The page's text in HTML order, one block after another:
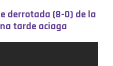
derrotada (8-0) de la
tarde aciaga